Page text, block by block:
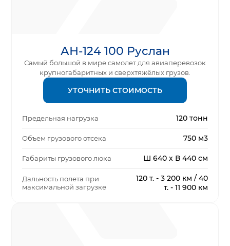
АН-124 100 Руслан
Самый большой в мире самолет для авиаперевозок
крупногабаритных и сверхтяжёлых грузов.
УТОЧНИТЬ СТОИМОСТЬ
Предельная нагрузка 120 тонн
Объем грузового отсека 750 м3
Габариты грузового люка Ш 640 х В 440 см
Дальность полета при
максимальной загрузке
120 т. - 3 200 км / 40
т. - 11 900 км